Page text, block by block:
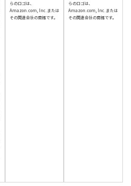
らのロゴは、
Amazon.com, Inc.または
その関連会社の商標です。
らのロゴは、
Amazon.com, Inc.または
その関連会社の商標です。